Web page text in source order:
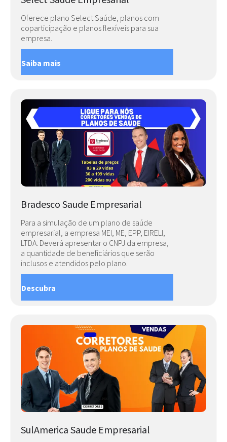
Oferece plano Select Saúde, planos com
coparticipação e planos flexíveis para sua
empresa.
Saiba mais
Bradesco Saude Empresarial
Para a simulação de um plano de saúde
empresarial, a empresa MEI, ME, EPP, EIRELI,
LTDA. Deverá apresentar o CNPJ da empresa,
a quantidade de beneficiários que serão
inclusos e atendidos pelo plano.
Descubra
SulAmerica Saude Empresarial